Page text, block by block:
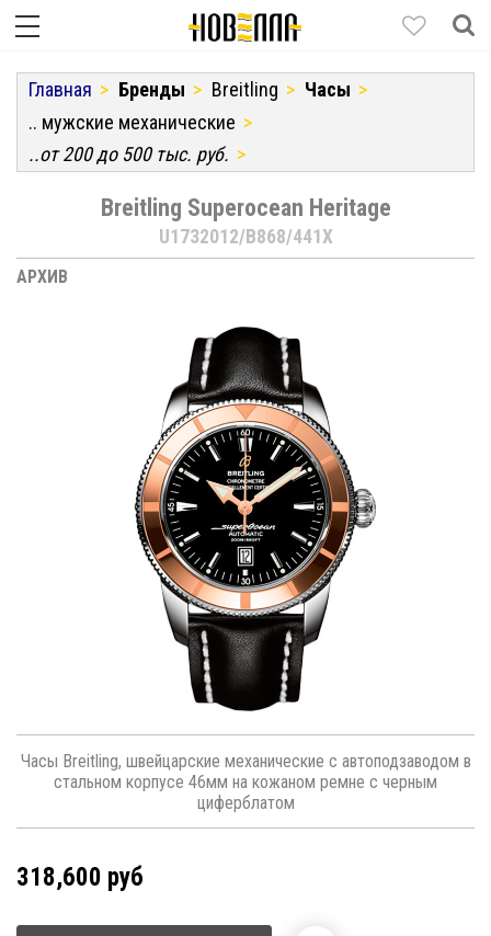
Главная Бренды Breitling
Часы
.. мужские механические
..от 200 до 500 тыс. руб.
Breitling Superocean Heritage
U1732012/B868/441X
АРХИВ
Часы Breitling, швейцарские механические с автоподзаводом в
стальном корпусе 46мм на кожаном ремне с черным
циферблатом
318,600 руб